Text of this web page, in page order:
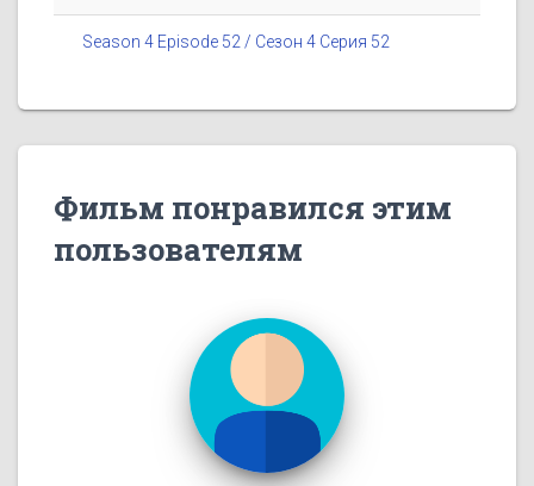
Season 4 Episode 52 / Сезон 4 Серия 52
Фильм понравился этим
пользователям